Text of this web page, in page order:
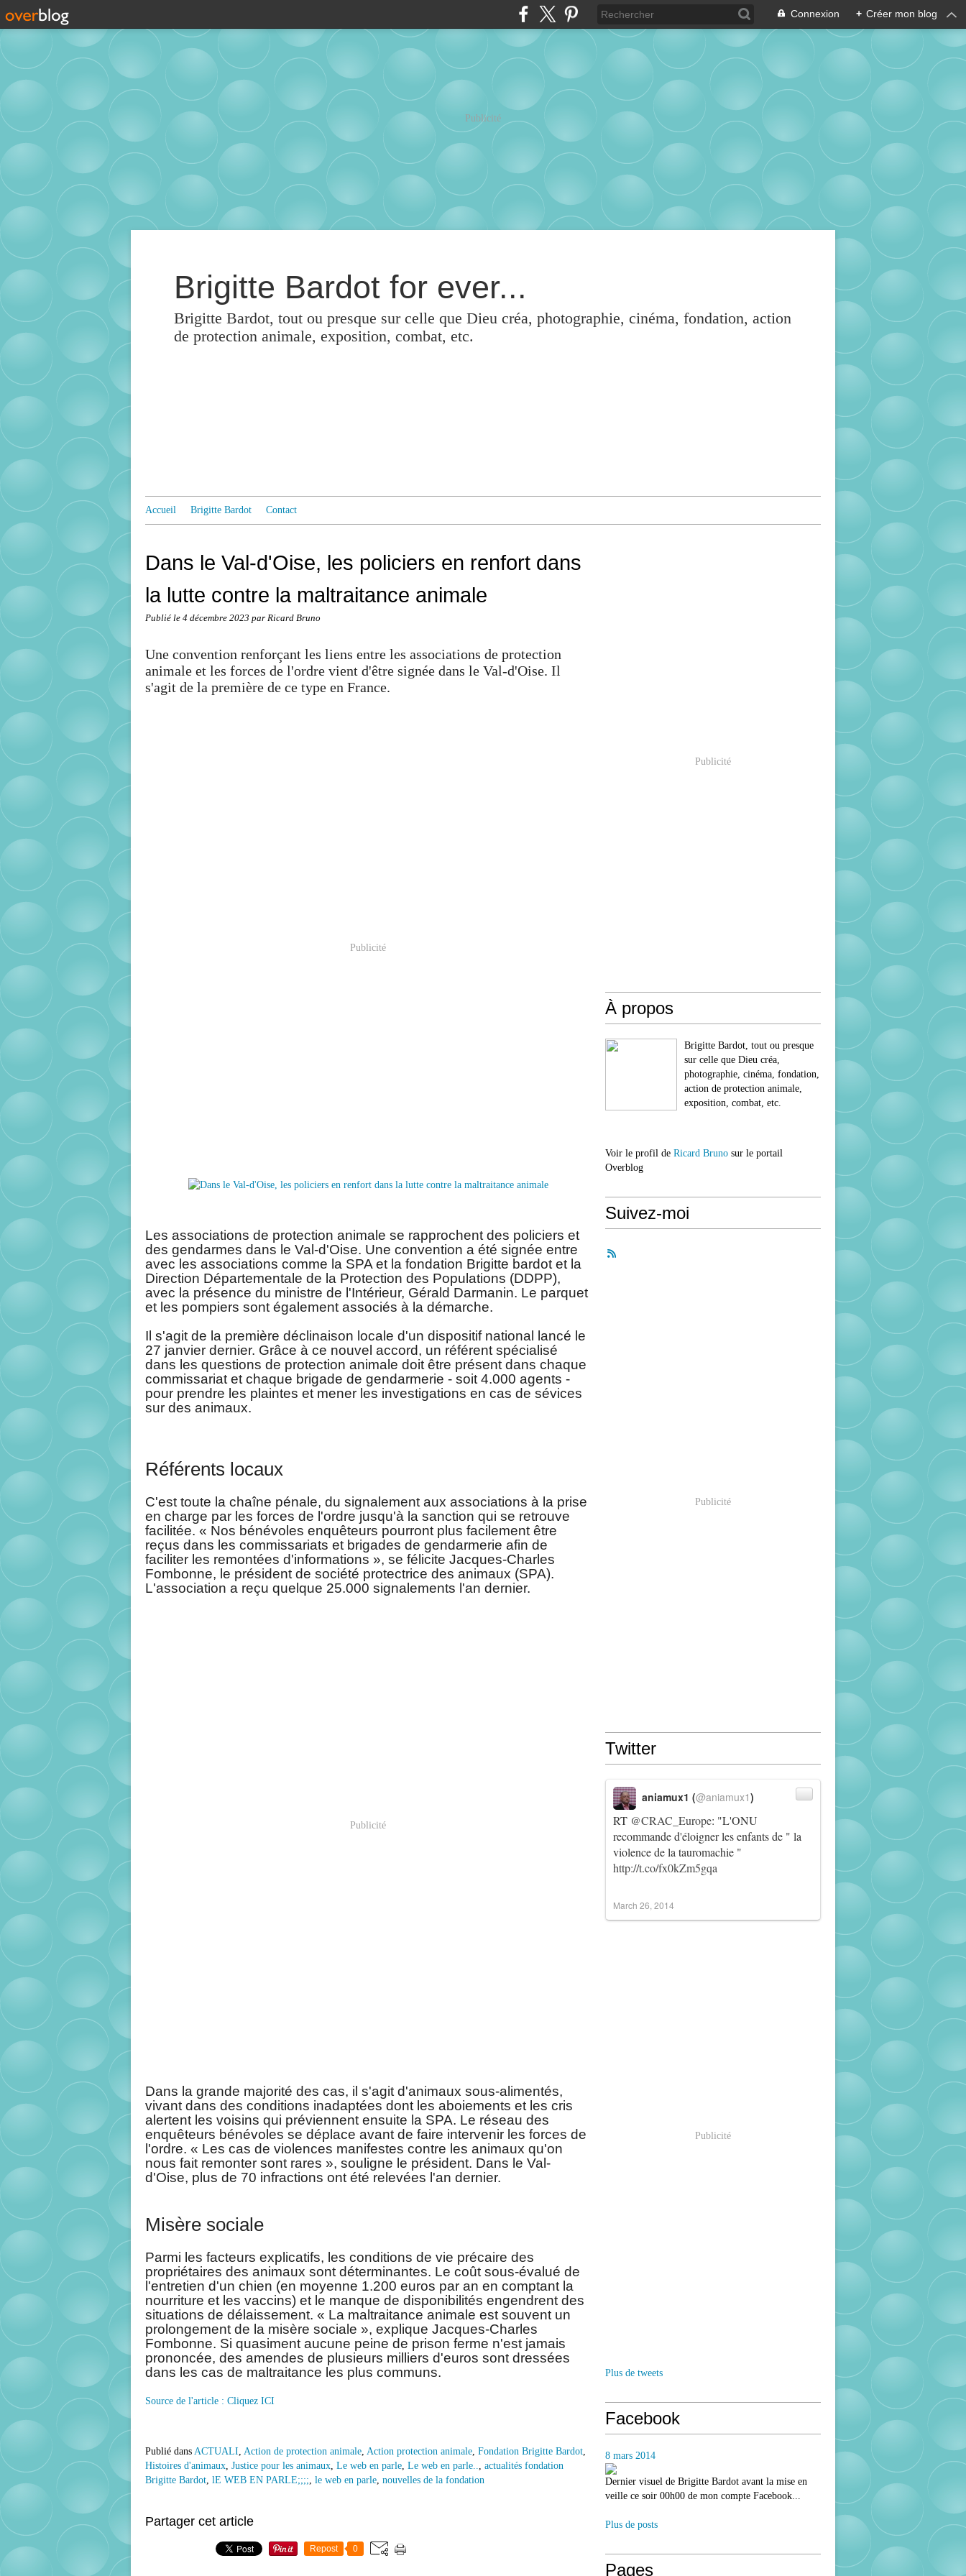
Connexion + Créer mon blog
Publicité
Brigitte Bardot for ever...
Brigitte Bardot, tout ou presque sur celle que Dieu créa, photographie, cinéma, fondation, action
de protection animale, exposition, combat, etc.
Accueil Brigitte Bardot Contact
Dans le Val-d'Oise, les policiers en renfort dans
la lutte contre la maltraitance animale
Publié le 4 décembre 2023 par Ricard Bruno
Une convention renforçant les liens entre les associations de protection
animale et les forces de l'ordre vient d'être signée dans le Val-d'Oise. Il
s'agit de la première de ce type en France.
Publicité
Les associations de protection animale se rapprochent des policiers et
des gendarmes dans le Val-d'Oise. Une convention a été signée entre
avec les associations comme la SPA et la fondation Brigitte bardot et la
Direction Départementale de la Protection des Populations (DDPP),
avec la présence du ministre de l'Intérieur, Gérald Darmanin. Le parquet
et les pompiers sont également associés à la démarche.
Il s'agit de la première déclinaison locale d'un dispositif national lancé le
27 janvier dernier. Grâce à ce nouvel accord, un référent spécialisé
dans les questions de protection animale doit être présent dans chaque
commissariat et chaque brigade de gendarmerie - soit 4.000 agents -
pour prendre les plaintes et mener les investigations en cas de sévices
sur des animaux.
Référents locaux
C'est toute la chaîne pénale, du signalement aux associations à la prise
en charge par les forces de l'ordre jusqu'à la sanction qui se retrouve
facilitée. « Nos bénévoles enquêteurs pourront plus facilement être
reçus dans les commissariats et brigades de gendarmerie afin de
faciliter les remontées d'informations », se félicite Jacques-Charles
Fombonne, le président de société protectrice des animaux (SPA).
L'association a reçu quelque 25.000 signalements l'an dernier.
Publicité
Dans la grande majorité des cas, il s'agit d'animaux sous-alimentés,
vivant dans des conditions inadaptées dont les aboiements et les cris
alertent les voisins qui préviennent ensuite la SPA. Le réseau des
enquêteurs bénévoles se déplace avant de faire intervenir les forces de
l'ordre. « Les cas de violences manifestes contre les animaux qu'on
nous fait remonter sont rares », souligne le président. Dans le Val-
d'Oise, plus de 70 infractions ont été relevées l'an dernier.
Misère sociale
Parmi les facteurs explicatifs, les conditions de vie précaire des
propriétaires des animaux sont déterminantes. Le coût sous-évalué de
l'entretien d'un chien (en moyenne 1.200 euros par an en comptant la
nourriture et les vaccins) et le manque de disponibilités engendrent des
situations de délaissement. « La maltraitance animale est souvent un
prolongement de la misère sociale », explique Jacques-Charles
Fombonne. Si quasiment aucune peine de prison ferme n'est jamais
prononcée, des amendes de plusieurs milliers d'euros sont dressées
dans les cas de maltraitance les plus communs.
Source de l'article : Cliquez ICI
Publié dans ACTUALI, Action de protection animale, Action protection animale, Fondation Brigitte Bardot,
Histoires d'animaux, Justice pour les animaux, Le web en parle, Le web en parle.., actualités fondation
Brigitte Bardot, lE WEB EN PARLE;;;;, le web en parle, nouvelles de la fondation
Partager cet article
Repost 0
Publicité
À propos
Brigitte Bardot, tout ou presque
sur celle que Dieu créa,
photographie, cinéma, fondation,
action de protection animale,
exposition, combat, etc.
Voir le profil de Ricard Bruno sur le portail
Overblog
Suivez-moi
Publicité
Twitter
RT @CRAC_Europe: "L'ONU
recommande d'éloigner les enfants de " la
violence de la tauromachie "
http://t.co/fx0kZm5gqa
aniamux1 (@aniamux1)
March 26, 2014
Publicité
Plus de tweets
Facebook
8 mars 2014
Dernier visuel de Brigitte Bardot avant la mise en
veille ce soir 00h00 de mon compte Facebook...
Plus de posts
Pages